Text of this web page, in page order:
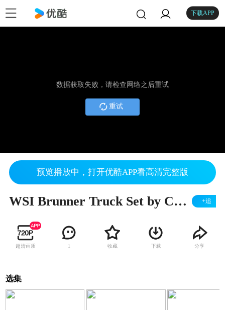
下载APP
数据获取失败，请检查网络之后重试
重试
预览播放中，打开优酷APP看高清完整版
WSI Brunner Truck Set by Cranes Etc TV +追
超清画质 1 收藏 下载 分享
选集